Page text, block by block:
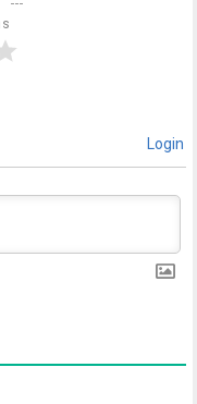
Login